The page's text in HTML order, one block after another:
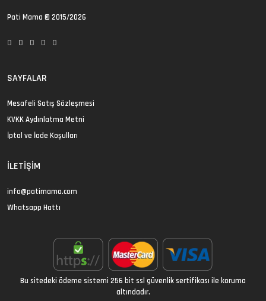
Pati Mama © 2015/2026
SAYFALAR
Mesafeli Satış Sözleşmesi
KVKK Aydınlatma Metni
İptal ve İade Koşulları
İLETIŞIM
info@patimama.com
Whatsapp Hattı
Bu sitedeki ödeme sistemi 256 bit ssl güvenlik sertifikası ile koruma
altındadır.